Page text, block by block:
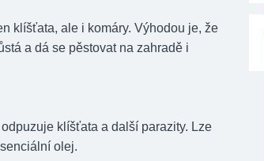
klíšťata, ale i komáry. Výhodou je, že
a dá se pěstovat na zahradě i
klíšťata a další parazity. Lze
olej.